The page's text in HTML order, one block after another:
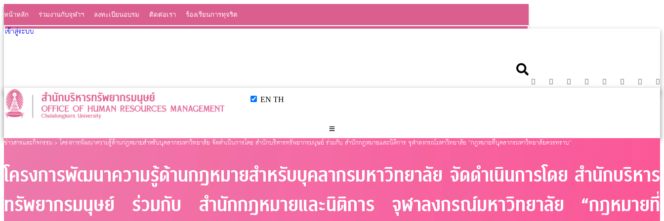
หน้าหลัก ร่วมงานกับจุฬาฯ ลงทะเบียนอบรม ติดต่อเรา ร้องเรียนการทุจริต
เข้าสู่ระบบ
EN TH
ข่าวสารและกิจกรรม > โครงการพัฒนาความรู้ด้านกฎหมายสำหรับบุคลากรมหาวิทยาลัย จัดดำเนินการโดย สำนักบริหารทรัพยากรมนุษย์ ร่วมกับ สำนักกฎหมายและนิติการ จุฬาลงกรณ์มหาวิทยาลัย “กฎหมายที่บุคลากรมหาวิทยาลัยควรทราบ”
โครงการพัฒนาความรู้ด้านกฎหมายสำหรับบุคลากรมหาวิทยาลัย จัดดำเนินการโดย สำนักบริหาร
ทรัพยากรมนุษย์ ร่วมกับ สำนักกฎหมายและนิติการ จุฬาลงกรณ์มหาวิทยาลัย “กฎหมายที่